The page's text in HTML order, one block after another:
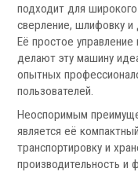
подходит для
сверление, шлифовку и
Её простое
делают эту машину
опытных
пользователей.
Неоспоримым
является её
транспортировку и
производительность и